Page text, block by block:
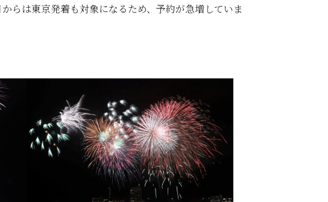
らは東京発着も対象になるため、予約が急増していま